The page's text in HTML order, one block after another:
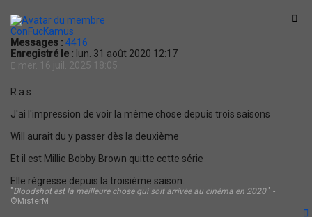
ConFucKamus
Messages : 4416
Enregistré le : lun. 31 août 2020 12:17
mer. 16 juil. 2025 18:05
R.a.s
J'ai l'impression de voir la même chose depuis trois saisons
Will aurait du y passer dès la deuxième
Et il est Millie Bobby Brown quitte cette série
Elle régresse depuis la troisième saison.
"Bloodshot est la meilleure chose qui soit arrivée au cinéma en 2020 " -
©MisterM